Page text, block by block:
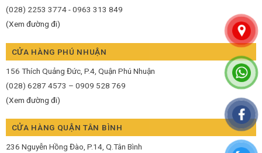
(028) 2253 3774 - 0963 313 849
(Xem đường đi)
CỬA HÀNG PHÚ NHUẬN
156 Thích Quảng Đức, P.4, Quận Phú Nhuận
(028) 6287 4573 – 0909 528 769
(Xem đường đi)
CỬA HÀNG QUẬN TÂN BÌNH
236 Nguyễn Hồng Đào, P.14, Q.Tân Bình